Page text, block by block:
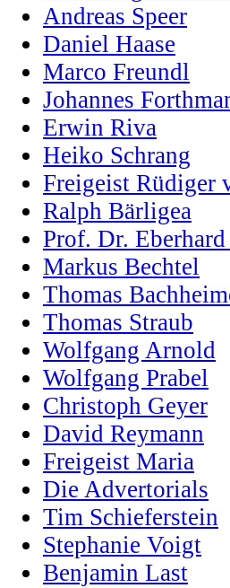
Andreas Speer
Daniel Haase
Marco Freundl
Johannes
Erwin Riva
Heiko Schrang
Freigeist Rüdiger
Ralph Bärligea
Prof. Dr.
Markus Bechtel
Thomas
Thomas Straub
Wolfgang Arnold
Wolfgang Prabel
Christoph Geyer
David Reymann
Freigeist Maria
Die Advertorials
Tim Schieferstein
Stephanie Voigt
Benjamin Last